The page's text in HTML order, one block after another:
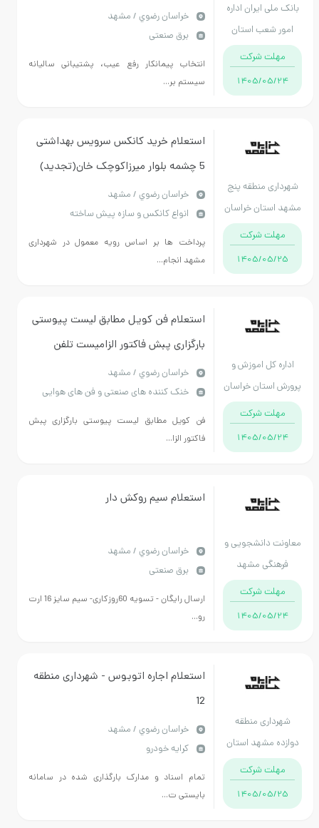
ملی ایران اداره
شعب استان
خراسان رضوی
مهلت شرکت
1405/05/24
اداری و کابل کشی و نصب وراه اندازی
سیستم اعلام خطر
خراسان رضوي / مشهد
برق صنعتی
انتخاب پیمانکار رفع عیب، پشتیبانی سالیانه
سیستم بر...
منطقه پنج
استان خراسان
رضوی
مهلت شرکت
1405/05/25
استعلام خرید کانکس سرویس بهداشتی
5 چشمه بلوار میرزاکوچک خان(تجدید)
(تکمیل و بارگذاری فایل های پیوست
الزامی می باشد)
خراسان رضوي / مشهد
انواع کانکس و سازه پیش ساخته
پرداخت ها بر اساس رویه معمول در شهرداری
مشهد انجام...
کل اموزش و
استان خراسان
رضوی
مهلت شرکت
1405/05/24
استعلام فن کویل مطابق لیست پیوستی
بارگزاری پبش فاکتور الزامیست تلفن
هماهنگی: مهندس اصلاحی 09127251371
خراسان رضوي / مشهد
خنک کننده های صنعتی و فن های هوایی
فن کویل مطابق لیست پیوستی بارگزاری پبش
فاکتور الزا...
دانشجویی و
فرهنگی مشهد
مهلت شرکت
1405/05/24
استعلام سیم روکش دار
خراسان رضوي / مشهد
برق صنعتی
ارسال رایگان - تسویه 60روزکاری- سیم سایز 16 ارت
شهرداری منطقه
مشهد استان
خراسان رضوی
مهلت شرکت
1405/05/25
استعلام اجاره اتوبوس - شهرداری منطقه
خراسان رضوي / مشهد
کرایه خودرو
تمام اسناد و مدارک بارگذاری شده در سامانه
بایستی ت...